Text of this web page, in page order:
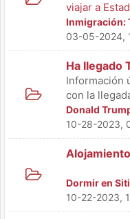
viajar a
Inmigración:
03-05-2024,
Ha llegado
Información
con la
Donald
10-28-2023,
Dormir en
10-22-2023,